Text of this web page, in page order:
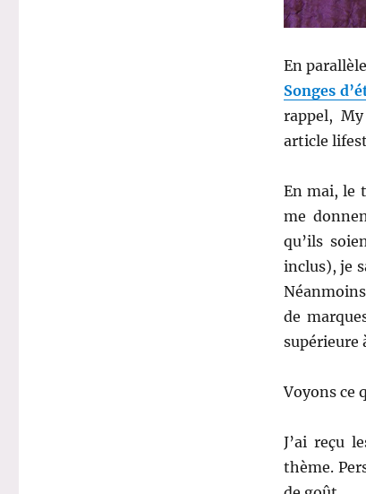
En
Songes
rappel,
article
En mai, le
me
qu’ils
inclus), je
de
supérieure
Voyons ce
J’ai reçu
thème.